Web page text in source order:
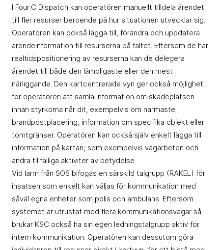
I Four:C Dispatch kan operatören manuellt tilldela ärendet
till fler resurser beroende på hur situationen utvecklar sig.
Operatören kan också lägga till, förändra och uppdatera
ärendeinformation till resurserna på fältet. Eftersom de har
realtidspositionering av resurserna kan de delegera
ärendet till både den lämpligaste eller den mest
närliggande. Den kartcentrerade vyn ger också möjlighet
för operatören att samla information om skadeplatsen
innan styrkorna når dit, exempelvis om närmaste
brandpostplacering, information om specifika objekt eller
tomtgränser. Operatören kan också själv enkelt lägga till
information på kartan, som exempelvis vägarbeten och
andra tillfälliga aktiviter av betydelse.
Vid larm från SOS bifogas en särskild talgrupp (RAKEL) för
insatsen som enkelt kan väljas för kommunikation med
såväl egna enheter som polis och ambulans. Eftersom
systemet är utrustat med flera kommunikationsvägar så
brukar KSC också ha sin egen ledningstalgrupp aktiv för
intern kommunikation. Operatören kan dessutom göra